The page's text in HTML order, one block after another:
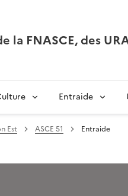
la FNASCE, des
Entraide
Est ASCE 51 Entraide